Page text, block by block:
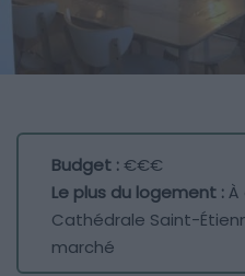
Budget :€€€
Le plus du logement :À
Cathédrale Saint-
marché